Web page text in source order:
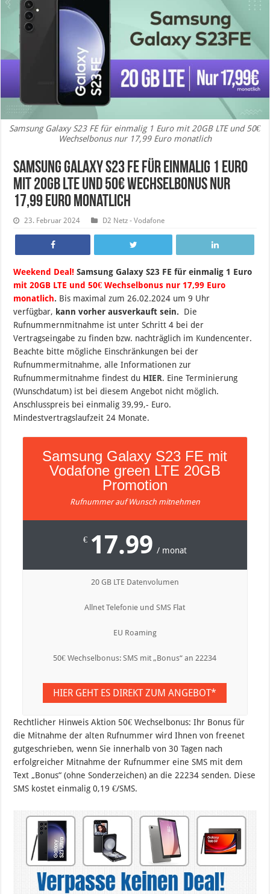
Samsung Galaxy S23 FE für einmalig 1 Euro mit 20GB LTE und 50€
Wechselbonus nur 17,99 Euro monatlich
Samsung Galaxy S23 FE für einmalig 1 Euro
mit 20GB LTE und 50€ Wechselbonus nur
17,99 Euro monatlich
23. Februar 2024 D2 Netz - Vodafone
Weekend Deal! Samsung Galaxy S23 FE für einmalig 1 Euro
mit 20GB LTE und 50€ Wechselbonus nur 17,99 Euro
monatlich. Bis maximal zum 26.02.2024 um 9 Uhr
verfügbar, kann vorher ausverkauft sein. Die
Rufnummernmitnahme ist unter Schritt 4 bei der
Vertragseingabe zu finden bzw. nachträglich im Kundencenter.
Beachte bitte mögliche Einschränkungen bei der
Rufnummermitnahme, alle Informationen zur
Rufnummermitnahme findest du HIER. Eine Terminierung
(Wunschdatum) ist bei diesem Angebot nicht möglich.
Anschlusspreis bei einmalig 39,99,- Euro.
Mindestvertragslaufzeit 24 Monate.
Samsung Galaxy S23 FE mit
Vodafone green LTE 20GB
Promotion
Rufnummer auf Wunsch mitnehmen
€ 17.99 / monat
20 GB LTE Datenvolumen
Allnet Telefonie und SMS Flat
EU Roaming
50€ Wechselbonus: SMS mit „Bonus“ an 22234
HIER GEHT ES DIREKT ZUM ANGEBOT*
Rechtlicher Hinweis Aktion 50€ Wechselbonus: Ihr Bonus für
die Mitnahme der alten Rufnummer wird Ihnen von freenet
gutgeschrieben, wenn Sie innerhalb von 30 Tagen nach
erfolgreicher Mitnahme der Rufnummer eine SMS mit dem
Text „Bonus“ (ohne Sonderzeichen) an die 22234 senden. Diese
SMS kostet einmalig 0,19 €/SMS.